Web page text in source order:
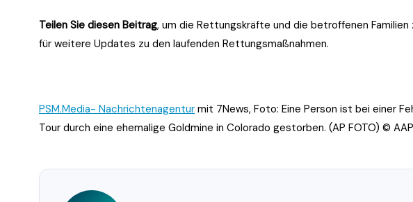
Teilen Sie diesen Beitrag, um die Rettungskräfte und die betroffenen
für weitere Updates zu den laufenden Rettungsmaßnahmen.
PSM.Media- Nachrichtenagentur mit 7News, Foto: Eine Person ist bei einer
Tour durch eine ehemalige Goldmine in Colorado gestorben. (AP FOTO) © AAP